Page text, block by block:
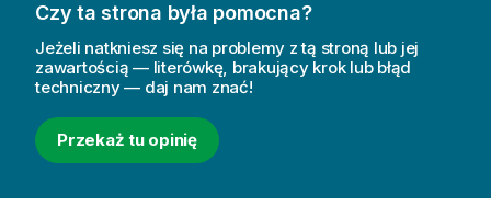
Czy ta strona była pomocna?
Jeżeli natkniesz się na problemy z tą stroną lub jej
zawartością — literówkę, brakujący krok lub błąd
techniczny — daj nam znać!
Przekaż tu opinię